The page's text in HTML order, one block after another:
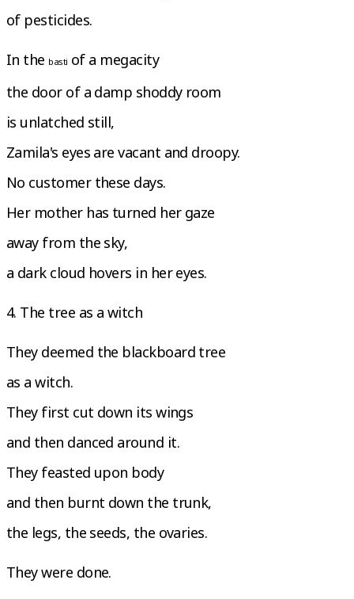
of pesticides.
In the basti of a megacity
the door of a damp shoddy room
is unlatched still,
Zamila's eyes are vacant and droopy.
No customer these days.
Her mother has turned her gaze
away from the sky,
a dark cloud hovers in her eyes.
4. The tree as a witch
They deemed the blackboard tree
as a witch.
They first cut down its wings
and then danced around it.
They feasted upon body
and then burnt down the trunk,
the legs, the seeds, the ovaries.
They were done.